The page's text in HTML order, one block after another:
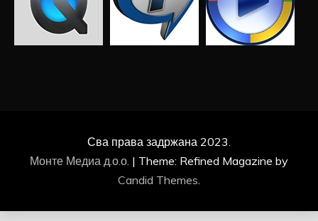
Сва права задржана 2023.
Монте Медиа д.о.о. | Theme: Refined Magazine by
Candid Themes.